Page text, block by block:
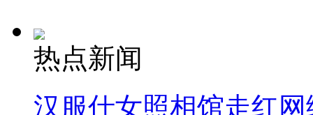
热点新闻
汉服仕女照相馆走红网